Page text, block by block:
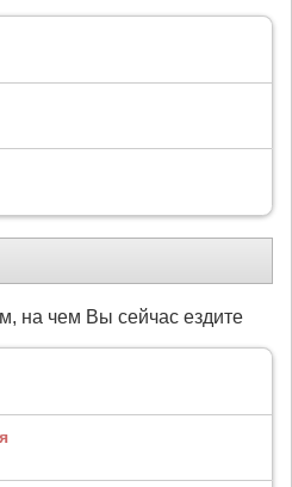
на чем Вы сейчас ездите